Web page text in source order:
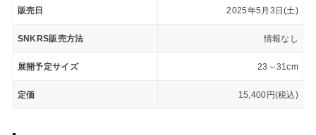
販売日 2025年5月3日(土)
SNKRS販売方法 情報なし
展開予定サイズ 23～31cm
定価 15,400円(税込)